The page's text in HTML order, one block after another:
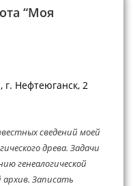
“Моя
Нефтеюганск, 2
сведений моей
древа. Задачи
генеалогической
Записать